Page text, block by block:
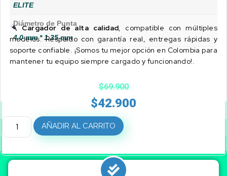
ELITE
Diámetro de Punta
4.0 mm * 1.35 mm
Cargador de alta calidad, compatible con múltiples
modelos. Respaldo con garantía real, entregas rápidas y
soporte confiable. ¡Somos tu mejor opción en Colombia para
mantener tu equipo siempre cargado y funcionando!.
$69.900
$42.900
AÑADIR AL CARRITO